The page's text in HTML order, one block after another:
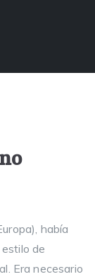
había
de
Era necesario